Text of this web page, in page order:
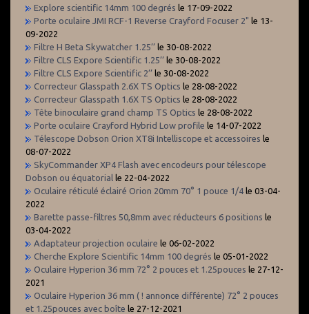
Explore scientific 14mm 100 degrés le 17-09-2022
Porte oculaire JMI RCF-1 Reverse Crayford Focuser 2" le 13-
09-2022
Filtre H Beta Skywatcher 1.25’’ le 30-08-2022
Filtre CLS Expore Scientific 1.25’’ le 30-08-2022
Filtre CLS Expore Scientific 2’’ le 30-08-2022
Correcteur Glasspath 2.6X TS Optics le 28-08-2022
Correcteur Glasspath 1.6X TS Optics le 28-08-2022
Tête binoculaire grand champ TS Optics le 28-08-2022
Porte oculaire Crayford Hybrid Low profile le 14-07-2022
Télescope Dobson Orion XT8i Intelliscope et accessoires le
08-07-2022
SkyCommander XP4 Flash avec encodeurs pour télescope
Dobson ou équatorial le 22-04-2022
Oculaire réticulé éclairé Orion 20mm 70° 1 pouce 1/4 le 03-04-
2022
Barette passe-filtres 50,8mm avec réducteurs 6 positions le
03-04-2022
Adaptateur projection oculaire le 06-02-2022
Cherche Explore Scientific 14mm 100 degrés le 05-01-2022
Oculaire Hyperion 36 mm 72° 2 pouces et 1.25pouces le 27-12-
2021
Oculaire Hyperion 36 mm ( ! annonce différente) 72° 2 pouces
et 1.25pouces avec boîte le 27-12-2021